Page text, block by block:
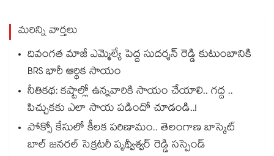
మరిన్ని వార్తలు
దివంగత మాజీ ఎమ్మెల్యే పెద్ద సుదర్శన్ రెడ్డి కుటుంబానికి
BRS భారీ ఆర్థిక సాయం
నీతికథ: కష్టాల్లో ఉన్నవారికి సాయం చేయాలి.. గద్ద ..
పిచ్చుకకు ఎలా సాయ పడిందో చూడండి..!
పోక్సో కేసులో కీలక పరిణామం.. తెలంగాణ బాస్కెట్‌
బాల్ జనరల్ సెక్రటరీ పృథ్వీశ్వర్ రెడ్డి సస్పెండ్